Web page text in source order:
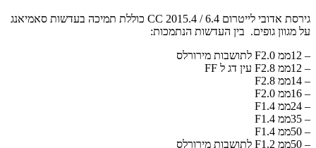
גירסת אדובי לייטרום CC 2015.4 / 6.4 כוללת תמיכה בעדשות סאמיאנג
על מגוון גופים. בין העדשות הנתמכות:
– 12ממ F2.0 לתושבות מירורלס
– 12ממ F2.8 עין דג ל FF
– 14ממ F2.8
– 16ממ F2.0
– 24ממ F1.4
– 35ממ F1.4
– 50ממ F1.4
– 50ממ F1.2 לתושבות מירורלס